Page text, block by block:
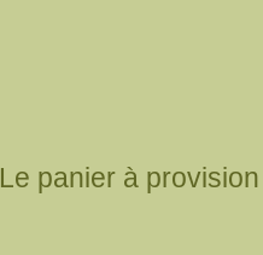
Le panier à